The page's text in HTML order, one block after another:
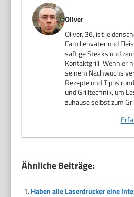
Oliver
Oliver, 36, ist
Familienvater und
saftige Steaks und
Kontaktgrill. Wenn er
seinem Nachwuchs
Rezepte und Tipps
und Grilltechnik, um
zuhause selbst zum
Ähnliche Beiträge:
Haben alle Laserdrucker eine